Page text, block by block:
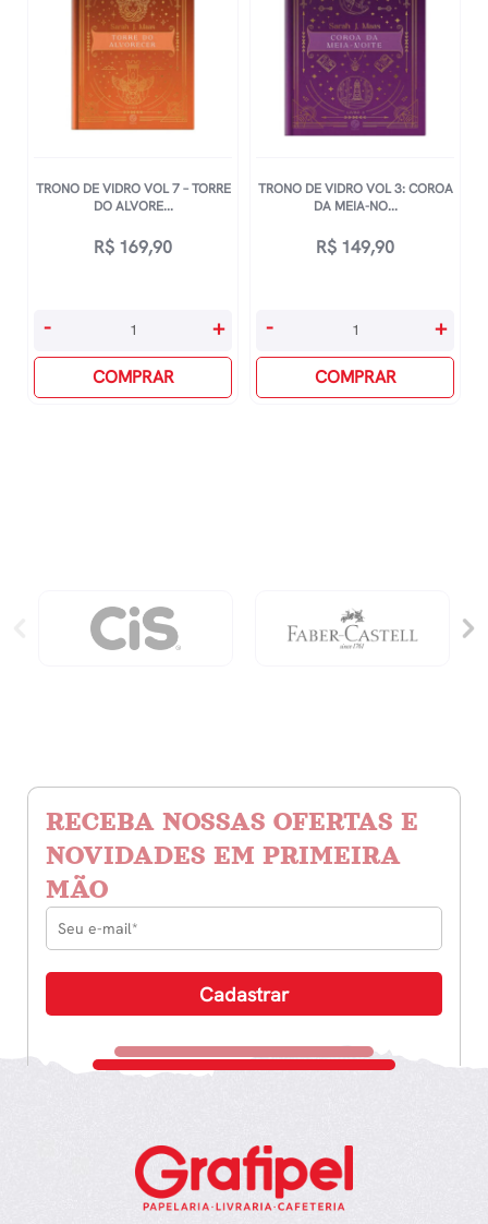
Gravity
quantidade
Colégio
Interno
quantidade
TRONO DE VIDRO VOL 7 – TORRE
DO ALVORE...
R$ 169,90
Trono
Vol
- +
COMPRAR
TRONO DE VIDRO VOL 3: COROA
DA MEIA-NO...
R$ 149,90
Trono
Vol
- +
COMPRAR
RECEBA NOSSAS OFERTAS E
NOVIDADES EM PRIMEIRA
MÃO